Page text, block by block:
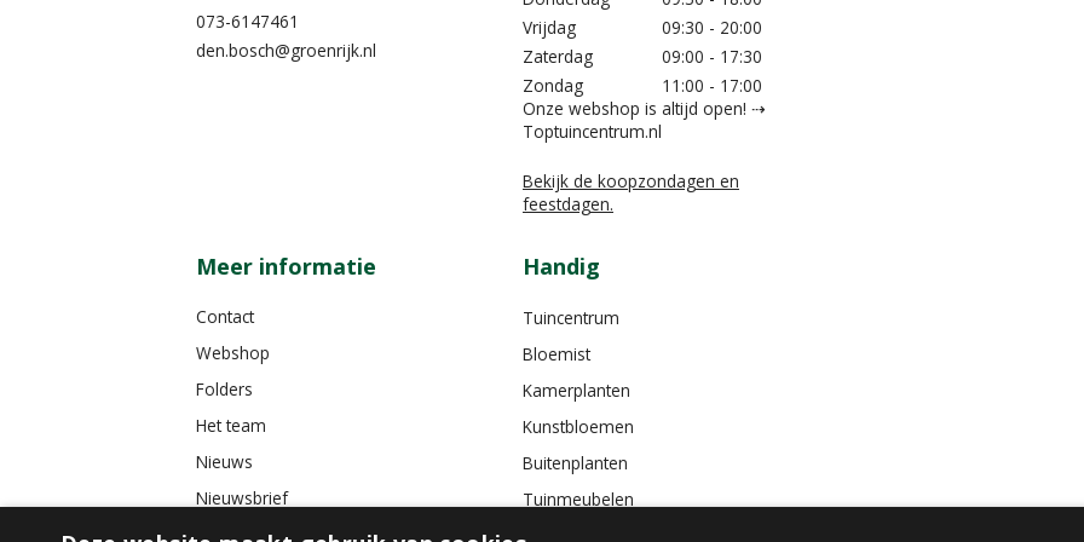
073-6147461
den.bosch@groenrijk.nl
Vrijdag
09:30 - 20:00
Zaterdag
09:00 - 17:30
Zondag
11:00 - 17:00
Onze webshop is altijd open! ⇢
Toptuincentrum.nl
Bekijk de koopzondagen en
feestdagen.
Meer informatie
Contact
Webshop
Folders
Het team
Nieuws
Nieuwsbrief
Handig
Tuincentrum
Bloemist
Kamerplanten
Kunstbloemen
Buitenplanten
Tuinmeubelen